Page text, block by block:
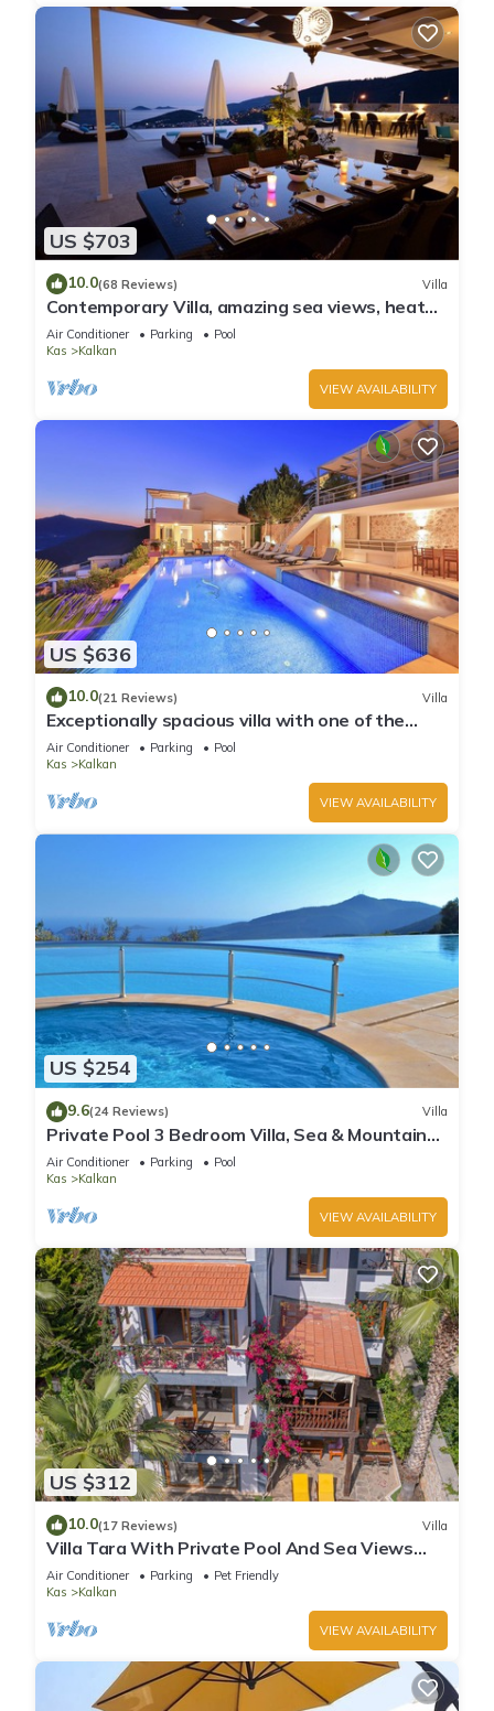
US $703
10.0(68 Reviews) Villa
Contemporary Villa, amazing sea views, heated
infinity pool, daily maid service
Air Conditioner Parking
Pool
Kas
Kalkan
VIEW AVAILABILITY
US $636
10.0(21 Reviews) Villa
Exceptionally spacious villa with one of the
best views in Kalkan
Air Conditioner Parking
Pool
Kas
Kalkan
VIEW AVAILABILITY
US $254
9.6(24 Reviews) Villa
Private Pool 3 Bedroom Villa, Sea & Mountain
View At Amazing Lavanta
Air Conditioner Parking
Pool
Kas
Kalkan
VIEW AVAILABILITY
US $312
10.0(17 Reviews) Villa
Villa Tara With Private Pool And Sea Views
Close to Beach & Shops
Air Conditioner Parking
Pet Friendly
Kas
Kalkan
VIEW AVAILABILITY